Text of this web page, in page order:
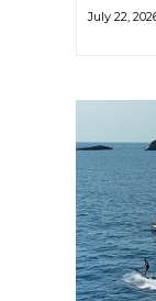
แหลมพัน
July 22,